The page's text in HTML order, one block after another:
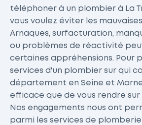
téléphoner à un plombier à La
vous voulez éviter les
Arnaques, surfacturation,
ou problèmes de réactivité
certaines appréhensions. Pour
services d'un plombier sur qui
département en Seine et Marne
efficace que de vous rendre sur
Nos engagements nous ont
parmi les services de plomberie